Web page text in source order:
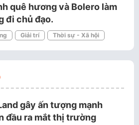
quê hương và Bolero làm
đi chủ đạo.
Giải trí Thời sự - Xã hội
gây ấn tượng mạnh
đầu ra mắt thị trường